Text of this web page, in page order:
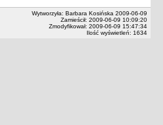
Wytworzyła: Barbara Kosińska 2009-06-09
Zamieścił: 2009-06-09 10:09:20
Zmodyfikował: 2009-06-09 15:47:34
Ilość wyświetleń: 1634